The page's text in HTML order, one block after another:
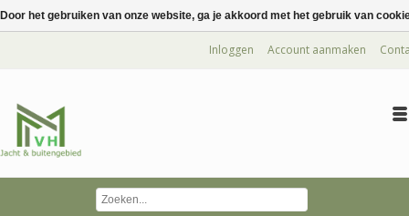
Inloggen Account aanmaken
Door het gebruiken van onze website, ga je akkoord met het gebruik van